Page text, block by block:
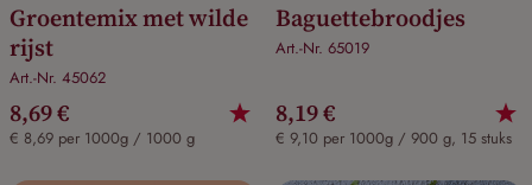
Groentemix met wilde
rijst
Art.-Nr. 45062
8,69 €
€ 8,69 per 1000g / 1000 g
Baguettebroodjes
Art.-Nr. 65019
8,19 €
€ 9,10 per 1000g / 900 g, 15 stuks